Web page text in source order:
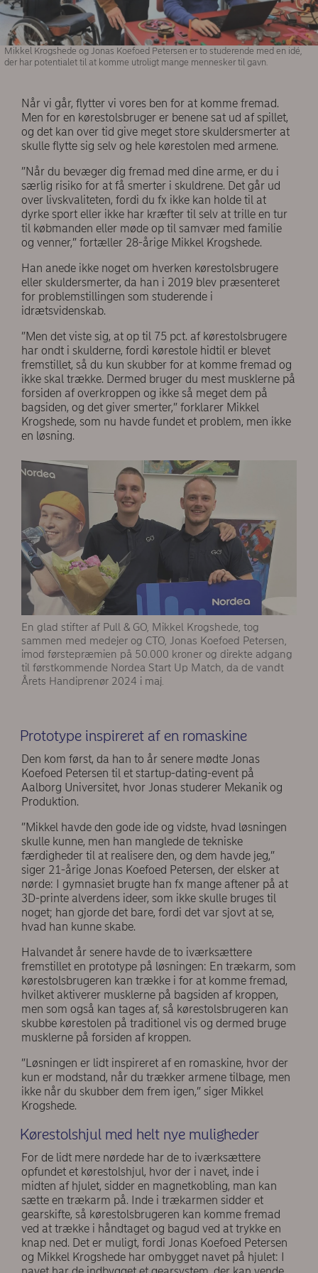
Mikkel Krogshede og Jonas Koefoed Petersen er to studerende med en idé,
der har potentialet til at komme utroligt mange mennesker til gavn.
Når vi går, flytter vi vores ben for at komme fremad.
Men for en kørestolsbruger er benene sat ud af spillet,
og det kan over tid give meget store skuldersmerter at
skulle flytte sig selv og hele kørestolen med armene.
”Når du bevæger dig fremad med dine arme, er du i
særlig risiko for at få smerter i skuldrene. Det går ud
over livskvaliteten, fordi du fx ikke kan holde til at
dyrke sport eller ikke har kræfter til selv at trille en tur
til købmanden eller møde op til samvær med familie
og venner,” fortæller 28-årige Mikkel Krogshede.
Han anede ikke noget om hverken kørestolsbrugere
eller skuldersmerter, da han i 2019 blev præsenteret
for problemstillingen som studerende i
idrætsvidenskab.
”Men det viste sig, at op til 75 pct. af kørestolsbrugere
har ondt i skulderne, fordi kørestole hidtil er blevet
fremstillet, så du kun skubber for at komme fremad og
ikke skal trække. Dermed bruger du mest musklerne på
forsiden af overkroppen og ikke så meget dem på
bagsiden, og det giver smerter,” forklarer Mikkel
Krogshede, som nu havde fundet et problem, men ikke
en løsning.
En glad stifter af Pull & GO, Mikkel Krogshede, tog
sammen med medejer og CTO, Jonas Koefoed Petersen,
imod førstepræmien på 50.000 kroner og direkte adgang
til førstkommende Nordea Start Up Match, da de vandt
Årets Handiprenør 2024 i maj.
Prototype inspireret af en romaskine
Den kom først, da han to år senere mødte Jonas
Koefoed Petersen til et startup-dating-event på
Aalborg Universitet, hvor Jonas studerer Mekanik og
Produktion.
”Mikkel havde den gode ide og vidste, hvad løsningen
skulle kunne, men han manglede de tekniske
færdigheder til at realisere den, og dem havde jeg,”
siger 21-årige Jonas Koefoed Petersen, der elsker at
nørde: I gymnasiet brugte han fx mange aftener på at
3D-printe alverdens ideer, som ikke skulle bruges til
noget; han gjorde det bare, fordi det var sjovt at se,
hvad han kunne skabe.
Halvandet år senere havde de to iværksættere
fremstillet en prototype på løsningen: En trækarm, som
kørestolsbrugeren kan trække i for at komme fremad,
hvilket aktiverer musklerne på bagsiden af kroppen,
men som også kan tages af, så kørestolsbrugeren kan
skubbe kørestolen på traditionel vis og dermed bruge
musklerne på forsiden af kroppen.
”Løsningen er lidt inspireret af en romaskine, hvor der
kun er modstand, når du trækker armene tilbage, men
ikke når du skubber dem frem igen,” siger Mikkel
Krogshede.
Kørestolshjul med helt nye muligheder
For de lidt mere nørdede har de to iværksættere
opfundet et kørestolshjul, hvor der i navet, inde i
midten af hjulet, sidder en magnetkobling, man kan
sætte en trækarm på. Inde i trækarmen sidder et
gearskifte, så kørestolsbrugeren kan komme fremad
ved at trække i håndtaget og bagud ved at trykke en
knap ned. Det er muligt, fordi Jonas Koefoed Petersen
og Mikkel Krogshede har ombygget navet på hjulet: I